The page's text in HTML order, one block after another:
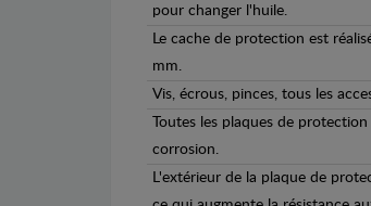
pour changer l'huile.
Le cache de protection est
mm.
Vis, écrous, pinces, tous les
Toutes les plaques de
corrosion.
L'extérieur de la plaque de